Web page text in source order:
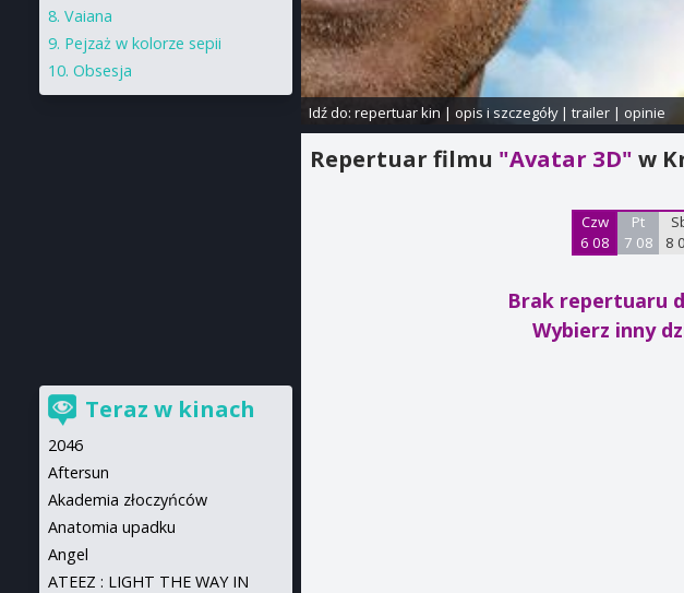
Idź do: repertuar kin | opis i szczegóły| trailer| opinie
Repertuar filmu "Avatar 3D"w
Czw
6 08
Pt
7 08
8
Brak repertuaru
Wybierz inny
Vaiana
Pejzaż w kolorze sepii
Obsesja
Teraz w kinach
2046
Aftersun
Akademia złoczyńców
Anatomia upadku
Angel
ATEEZ : LIGHT THE WAY IN